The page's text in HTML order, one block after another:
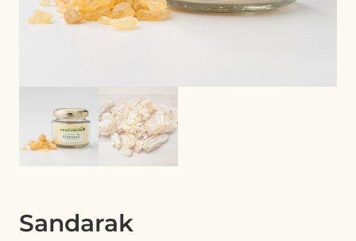
Sandarak